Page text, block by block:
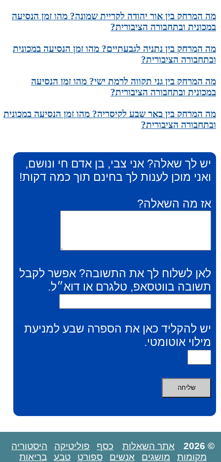
מה המרחק בין אור יהודה לקריית שמונה? מהו זמן הנסיעה
במכונית ובתחבורה הציבורית?
מה המרחק בין נתניה לגבעתיים? מהו זמן הנסיעה במכונית
ובתחבורה הציבורית?
מה המרחק בין גני תקווה לרמת ישי? מהו זמן הנסיעה
במכונית ובתחבורה הציבורית?
מה המרחק בין באר שבע לקיסריה? מהו זמן הנסיעה במכונית
ובתחבורה הציבורית?
יש לך שאלה? אני צבי, בן אדם חי ונושם,
ואני מוכן לענות לך בחינם תוך כמה דקות!
אז מה השאלה?
לאן לשלוח לך את התשובה? אפשר לקבל
תשובה בווטסאפ, טלגרם או דוא״ל.
יש להקליד כאן את הספרה שבע למניעת
מילוי אוטומטי.
© 2026 אתר השאלות כסף פוליטיקה
היסטוריה
מקומות
מושגים אנשים ספורט טבע בריאות